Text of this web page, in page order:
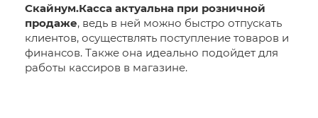
Скайнум.Касса актуальна при розничной
продаже, ведь в ней можно быстро отпускать
клиентов, осуществлять поступление товаров и
финансов. Также она идеально подойдет для
работы кассиров в магазине.